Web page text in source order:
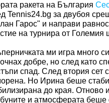
ракета на България
Tennis24.bg за двубоя
Гарос" и направи
на турнира от
ми игра много
добре, но след като
спад. След втория сет
Но Ирина беше
до края. Отново
и атмосферата беше